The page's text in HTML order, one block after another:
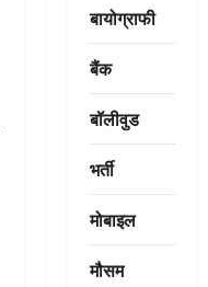
बायोग्राफी
बैंक
बॉलीवुड
भर्ती
मोबाइल
मौसम